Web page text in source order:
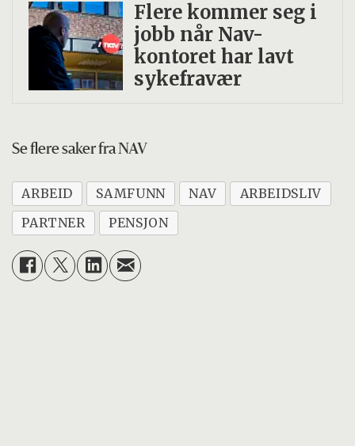
Flere kommer seg i
jobb når Nav-
kontoret har lavt
sykefravær
Se flere saker fra NAV
ARBEID SAMFUNN NAV
ARBEIDSLIV
PARTNER
PENSJON